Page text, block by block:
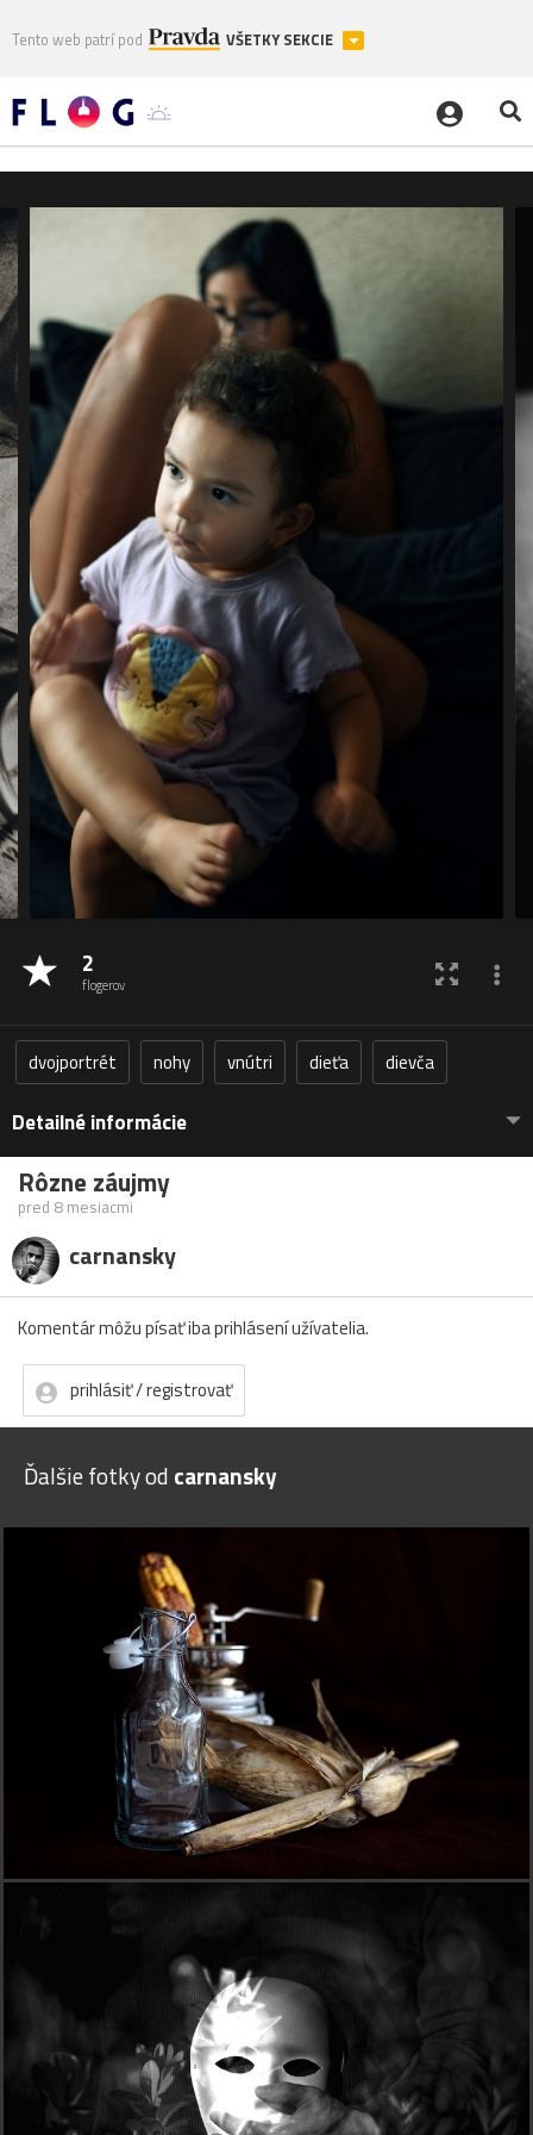
Tento web patrí pod VŠETKY SEKCIE
2
flogerov
dvojportrét nohy vnútri dieťa dievča
Detailné informácie
Rôzne záujmy
pred 8 mesiacmi
carnansky
Komentár môžu písať iba prihlásení užívatelia.
prihlásiť / registrovať
Ďalšie fotky od carnansky